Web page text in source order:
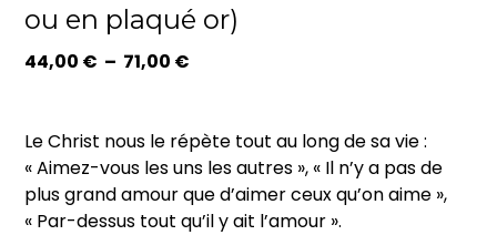
ou en plaqué or)
44,00 € – 71,00 €
44,00 €
à
71,00 €
Le Christ nous le répète tout au long de sa vie :
« Aimez-vous les uns les autres », « Il n’y a pas de
plus grand amour que d’aimer ceux qu’on aime »,
« Par-dessus tout qu’il y ait l’amour ».